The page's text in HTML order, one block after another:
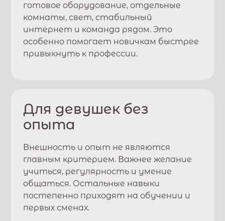
готовое оборудование, отдельные
комнаты, свет, стабильный
интернет и команда рядом. Это
особенно помогает новичкам быстрее
привыкнуть к профессии.
Для девушек без
опыта
Внешность и опыт не являются
главным критерием. Важнее желание
учиться, регулярность и умение
общаться. Остальные навыки
постепенно приходят на обучении и
первых сменах.